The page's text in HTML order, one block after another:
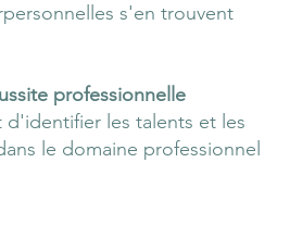
s'en trouvent
professionnelle
les talents et les
le domaine professionnel